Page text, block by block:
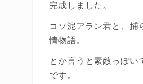
完成しました。
コソ泥アラン君と、捕
情物語。
とか言うと素敵っぽ
です。